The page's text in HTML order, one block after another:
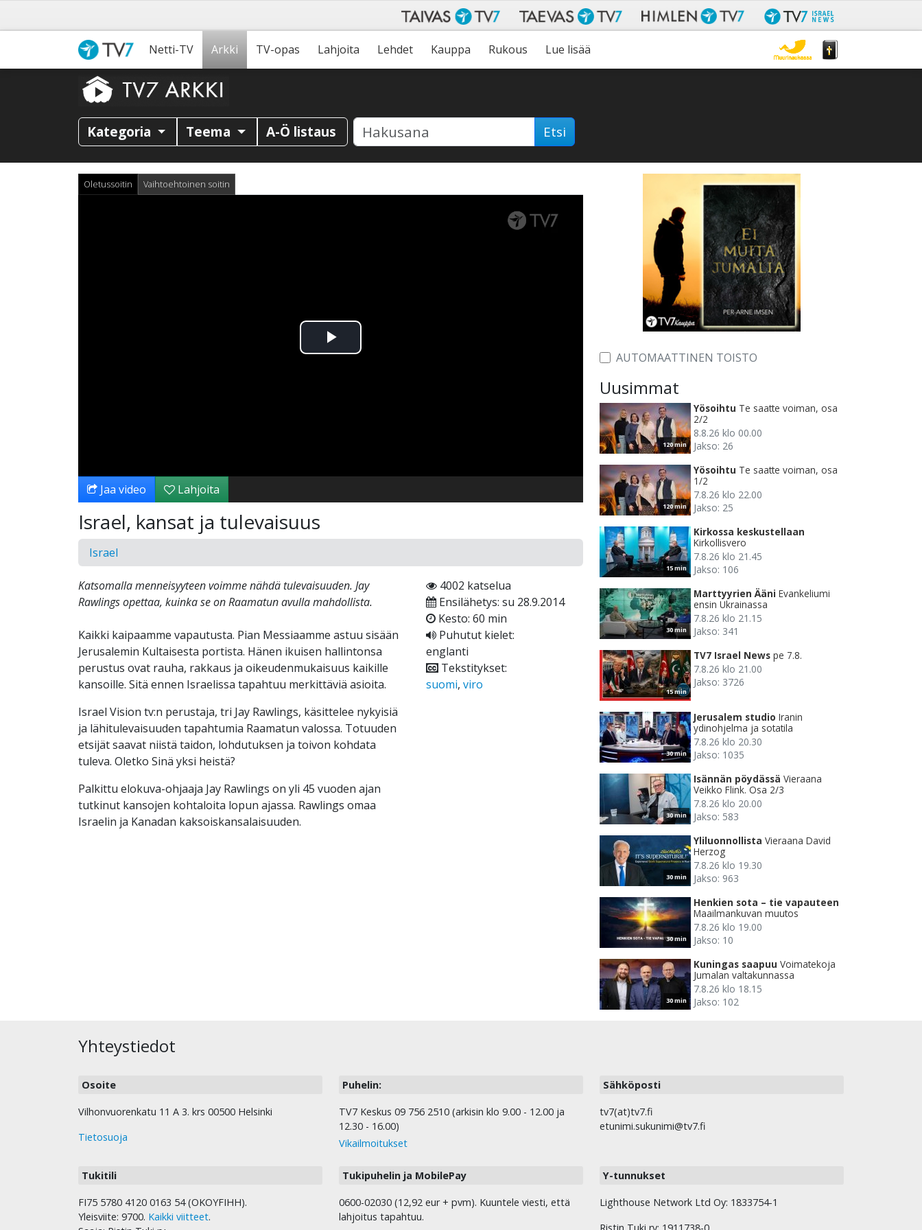
Netti-TV Arkki TV-opas Lahjoita Lehdet Kauppa Rukous Lue lisää
Kategoria Teema A-Ö listaus Etsi
Oletussoitin Vaihtoehtoinen soitin
Toista
Jaa video Lahjoita
Israel, kansat ja tulevaisuus
Israel
Katsomalla menneisyyteen voimme nähdä tulevaisuuden. Jay
Rawlings opettaa, kuinka se on Raamatun avulla mahdollista.
Kaikki kaipaamme vapautusta. Pian Messiaamme astuu sisään
Jerusalemin Kultaisesta portista. Hänen ikuisen hallintonsa
perustus ovat rauha, rakkaus ja oikeudenmukaisuus kaikille
kansoille. Sitä ennen Israelissa tapahtuu merkittäviä asioita.
Israel Vision tv:n perustaja, tri Jay Rawlings, käsittelee nykyisiä
ja lähitulevaisuuden tapahtumia Raamatun valossa. Totuuden
etsijät saavat niistä taidon, lohdutuksen ja toivon kohdata
tuleva. Oletko Sinä yksi heistä?
Palkittu elokuva-ohjaaja Jay Rawlings on yli 45 vuoden ajan
tutkinut kansojen kohtaloita lopun ajassa. Rawlings omaa
Israelin ja Kanadan kaksoiskansalaisuuden.
4002 katselua
Ensilähetys: su 28.9.2014
Kesto: 60 min
Puhutut kielet:
englanti
Tekstitykset:
suomi, viro
AUTOMAATTINEN TOISTO
Uusimmat
120 min
Yösoihtu Te saatte voiman, osa
2/2
8.8.26 klo 00.00
Jakso: 26
120 min
Yösoihtu Te saatte voiman, osa
1/2
7.8.26 klo 22.00
Jakso: 25
15 min
Kirkossa keskustellaan
Kirkollisvero
7.8.26 klo 21.45
Jakso: 106
30 min
Marttyyrien Ääni Evankeliumi
ensin Ukrainassa
7.8.26 klo 21.15
Jakso: 341
15 min
TV7 Israel News pe 7.8.
7.8.26 klo 21.00
Jakso: 3726
30 min
Jerusalem studio Iranin
ydinohjelma ja sotatila
7.8.26 klo 20.30
Jakso: 1035
30 min
Isännän pöydässä Vieraana
Veikko Flink. Osa 2/3
7.8.26 klo 20.00
Jakso: 583
30 min
Yliluonnollista Vieraana David
Herzog
7.8.26 klo 19.30
Jakso: 963
30 min
Henkien sota – tie vapauteen
Maailmankuvan muutos
7.8.26 klo 19.00
Jakso: 10
30 min
Kuningas saapuu Voimatekoja
Jumalan valtakunnassa
7.8.26 klo 18.15
Jakso: 102
Yhteystiedot
Osoite
Vilhonvuorenkatu 11 A 3. krs 00500 Helsinki
Tietosuoja
Puhelin:
TV7 Keskus 09 756 2510 (arkisin klo 9.00 - 12.00 ja
12.30 - 16.00)
Vikailmoitukset
Sähköposti
tv7(at)tv7.fi
etunimi.sukunimi@tv7.fi
Tukitili
FI75 5780 4120 0163 54 (OKOYFIHH).
Yleisviite: 9700. Kaikki viitteet.
Tukipuhelin ja MobilePay
0600-02030 (12,92 eur + pvm). Kuuntele viesti, että
lahjoitus tapahtuu.
Y-tunnukset
Lighthouse Network Ltd Oy: 1833754-1